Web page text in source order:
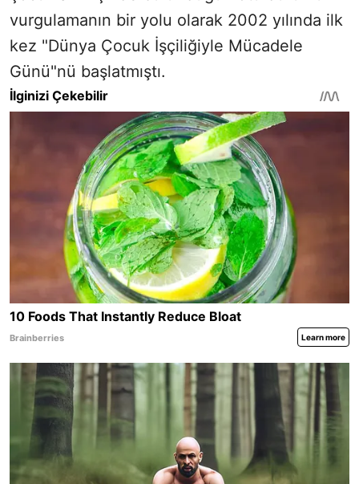
vurgulamanın bir yolu olarak 2002 yılında ilk
kez "Dünya Çocuk İşçiliğiyle Mücadele
Günü"nü başlatmıştı.